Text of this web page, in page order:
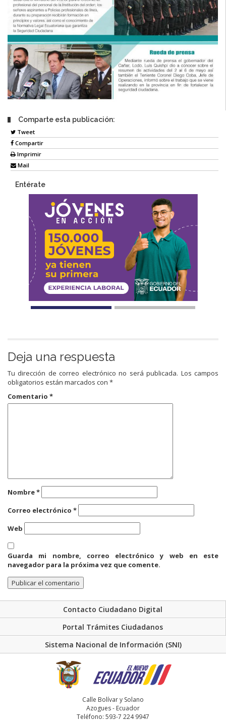
Comparte esta publicación:
Tweet
Compartir
Imprimir
Mail
Entérate
Deja una respuesta
Tu dirección de correo electrónico no será publicada. Los campos
obligatorios están marcados con *
Comentario *
Nombre*
Correo electrónico *
Web
Guarda mi nombre, correo electrónico y web en este
navegador para la próxima vez que comente.
Contacto Ciudadano Digital
Portal Trámites Ciudadanos
Sistema Nacional de Información (SNI)
Calle Bolívar y Solano
Azogues - Ecuador
Teléfono: 593-7 224 9947